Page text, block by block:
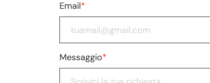
Email*
Messaggio*